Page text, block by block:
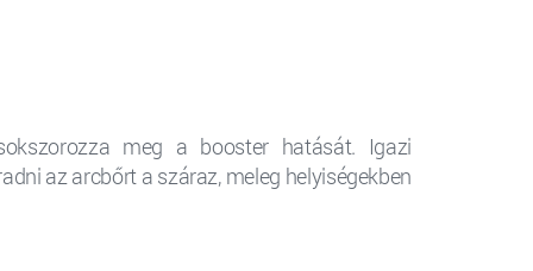
meg a booster hatását. Igazi
az arcbőrt a száraz, meleg helyiségekben